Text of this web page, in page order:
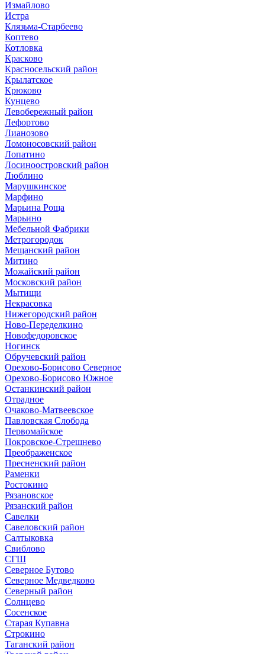
Измайлово
Истра
Клязьма-Старбеево
Коптево
Котловка
Красково
Красносельский район
Крылатское
Крюково
Кунцево
Левобережный район
Лефортово
Лианозово
Ломоносовский район
Лопатино
Лосиноостровский район
Люблино
Марушкинское
Марфино
Марьина Роща
Марьино
Мебельной Фабрики
Метрогородок
Мещанский район
Митино
Можайский район
Московский район
Мытищи
Некрасовка
Нижегородский район
Ново-Переделкино
Новофедоровское
Ногинск
Обручевский район
Орехово-Борисово Северное
Орехово-Борисово Южное
Останкинский район
Отрадное
Очаково-Матвеевское
Павловская Слобода
Первомайское
Покровское-Стрешнево
Преображенское
Пресненский район
Раменки
Ростокино
Рязановское
Рязанский район
Савелки
Савеловский район
Салтыковка
Свиблово
СГШ
Северное Бутово
Северное Медведково
Северный район
Солнцево
Сосенское
Старая Купавна
Строкино
Таганский район